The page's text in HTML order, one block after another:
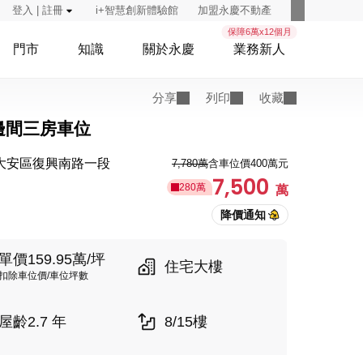
登入 | 註冊 i+智慧創新體驗館 加盟永慶不動產
門市 知識 關於永慶
保障6萬x12個月
業務新人
分享 列印 收藏
間三房車位
安區復興南路一段 7,780萬含車位價400萬元
280萬 7,500 萬
價159.95萬/坪
除車位價/車位坪數
住宅大樓
齡2.7 年 8/15樓